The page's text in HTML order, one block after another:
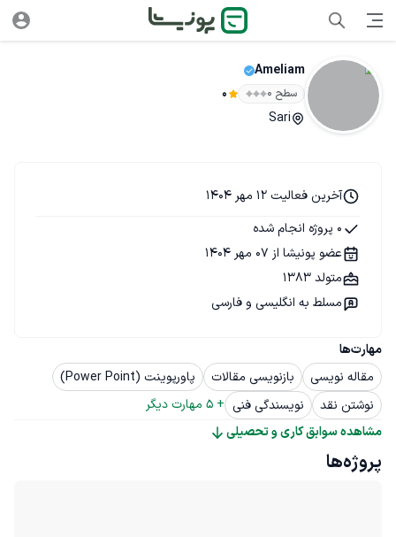
Ameliam
سطح ۰ 0
Sari
مهارت‌ها
مقاله نویسی
بازنویسی مقالات
پاورپوینت (Power Point)
نوشتن نقد
نویسندگی فنی +
5 مهارت دیگر
مشاهده سوابق کاری و تحصیلی
آخرین فعالیت 12 مهر 1404
0 پروژه انجام شده
عضو پونیشا از 07 مهر 1404
متولد 1383
مسلط به انگلیسی و فارسی
پروژه‌ها